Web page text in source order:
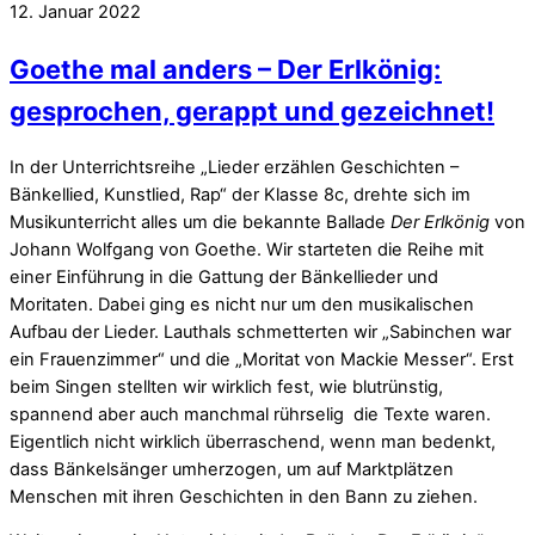
12. Januar 2022
Goethe mal anders – Der Erlkönig:
gesprochen, gerappt und gezeichnet!
In der Unterrichtsreihe „Lieder erzählen Geschichten –
Bänkellied, Kunstlied, Rap“ der Klasse 8c, drehte sich im
Musikunterricht alles um die bekannte Ballade Der Erlkönig von
Johann Wolfgang von Goethe. Wir starteten die Reihe mit
einer Einführung in die Gattung der Bänkellieder und
Moritaten. Dabei ging es nicht nur um den musikalischen
Aufbau der Lieder. Lauthals schmetterten wir „Sabinchen war
ein Frauenzimmer“ und die „Moritat von Mackie Messer“. Erst
beim Singen stellten wir wirklich fest, wie blutrünstig,
spannend aber auch manchmal rührselig die Texte waren.
Eigentlich nicht wirklich überraschend, wenn man bedenkt,
dass Bänkelsänger umherzogen, um auf Marktplätzen
Menschen mit ihren Geschichten in den Bann zu ziehen.